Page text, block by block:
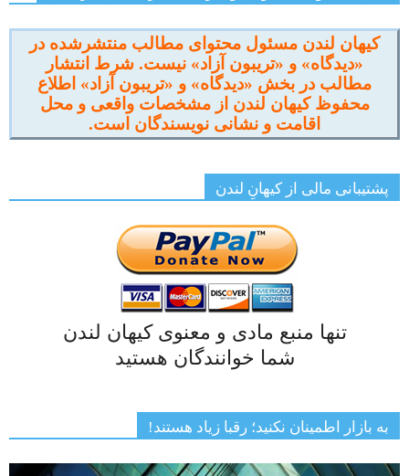
کیهان لندن مسئول محتوای مطالب منتشرشده در
«دیدگاه» و «تریبون آزاد» نیست. شرط انتشار
مطالب در بخش «دیدگاه» و «تریبون آزاد» اطلاع
محفوظ کیهان لندن از مشخصات واقعی و محل
اقامت و نشانی نویسندگان است.
پشتیبانی مالی از کیهانِ لندن
تنها منبع مادی و معنوی کیهان لندن
شما خوانندگان هستید
به بازار اطمینان نکنید؛ رقبا زیاد هستند!